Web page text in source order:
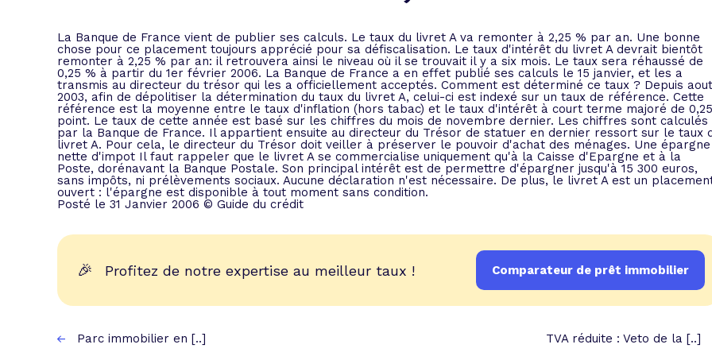
L'acte de vente et le remboursement
Tous les outils prêt immobilier
Profitez de notre expertise au meilleur taux !
Trouvez votre prêt conso au meilleur taux !
Bénéficiez de notre expertise en regroupement de crédits
La Banque de France vient de publier ses calculs. Le taux du livret A va remonter à 2,25 % par an. Une bonne
chose pour ce placement toujours apprécié pour sa défiscalisation. Le taux d'intérêt du livret A devrait bientôt
remonter à 2,25 % par an: il retrouvera ainsi le niveau où il se trouvait il y a six mois. Le taux sera réhaussé de
0,25 % à partir du 1er février 2006. La Banque de France a en effet publié ses calculs le 15 janvier, et les a
transmis au directeur du trésor qui les a officiellement acceptés. Comment est déterminé ce taux ? Depuis aout
2003, afin de dépolitiser la détermination du taux du livret A, celui-ci est indexé sur un taux de référence. Cette
référence est la moyenne entre le taux d'inflation (hors tabac) et le taux d'intérêt à court terme majoré de 0,25
point. Le taux de cette année est basé sur les chiffres du mois de novembre dernier. Les chiffres sont calculés
par la Banque de France. Il appartient ensuite au directeur du Trésor de statuer en dernier ressort sur le taux
livret A. Pour cela, le directeur du Trésor doit veiller à préserver le pouvoir d'achat des ménages. Une épargne
nette d'impot Il faut rappeler que le livret A se commercialise uniquement qu'à la Caisse d'Epargne et à la
Poste, dorénavant la Banque Postale. Son principal intérêt est de permettre d'épargner jusqu'à 15 300 euros,
sans impôts, ni prélèvements sociaux. Aucune déclaration n'est nécessaire. De plus, le livret A est un
ouvert : l'épargne est disponible à tout moment sans condition.
Posté le 31 Janvier 2006 © Guide du crédit
🎉 Profitez de notre expertise au meilleur taux ! Comparateur de prêt immobilier
Parc immobilier en [..] TVA réduite : Veto de la [..]